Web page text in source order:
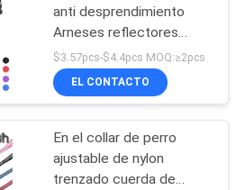
animal
anti desprendimiento
Arneses reflectores
multifuncionales anti
pérdida para perros
grandes
$3.57pcs-$4.4pcs MOQ:≥2pcs
EL CONTACTO
En el collar de perro
ajustable de nylon
trenzado cuerda de